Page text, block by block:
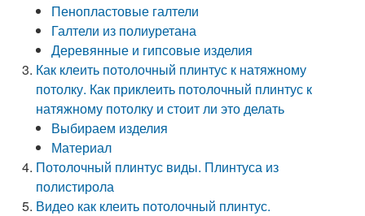
Пенопластовые галтели
Галтели из полиуретана
Деревянные и гипсовые изделия
Как клеить потолочный плинтус к натяжному
потолку. Как приклеить потолочный плинтус к
натяжному потолку и стоит ли это делать
Выбираем изделия
Материал
Потолочный плинтус виды. Плинтуса из
полистирола
Видео как клеить потолочный плинтус.